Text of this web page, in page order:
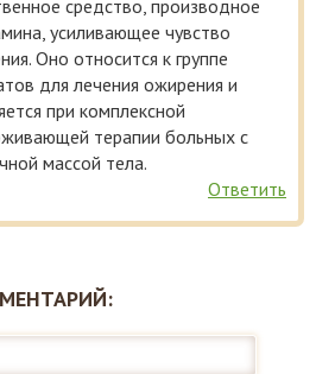
средство, производное
усиливающее чувство
Оно относится к группе
для лечения ожирения и
при комплексной
терапии больных с
массой тела.
Ответить